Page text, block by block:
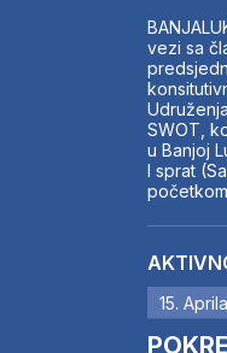
vezi sa
SWOT,
u Banjoj
I sprat
15.